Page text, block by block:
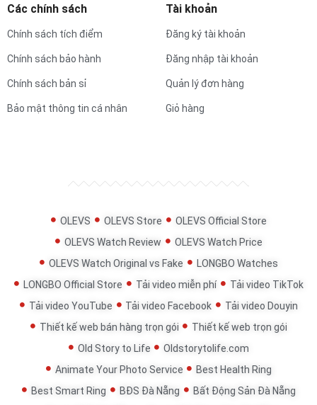
Các chính sách
Chính sách tích điểm
Chính sách bảo hành
Chính sách bản sỉ
Bảo mật thông tin cá nhân
Tài khoản
Đăng ký tài khoản
Đăng nhập tài khoản
Quản lý đơn hàng
Giỏ hàng
OLEVS OLEVS Store
OLEVS Official Store
OLEVS Watch Review
OLEVS Watch Price
OLEVS Watch Original vs Fake
LONGBO Watches
LONGBO Official Store
Tải video miễn phí
Tải video TikTok
Tải video YouTube
Tải video Facebook
Tải video Douyin
Thiết kế web bán hàng trọn gói
Thiết kế web trọn gói
Old Story to Life
Oldstorytolife.com
Animate Your Photo Service
Best Health Ring
Best Smart Ring
BĐS Đà Nẵng
Bất Động Sản Đà Nẵng